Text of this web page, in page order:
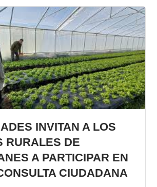
INVITAN A LOS
RURALES DE
A PARTICIPAR EN
CIUDADANA